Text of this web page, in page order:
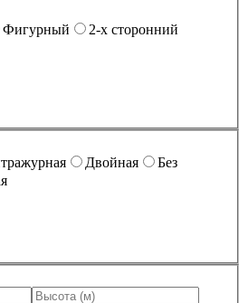
Фигурный
2-х сторонний
Двойная
Без